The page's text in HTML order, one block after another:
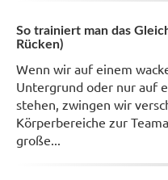
So trainiert man das
Rücken)
Wenn wir auf einem
Untergrund oder nur auf
stehen, zwingen wir
Körperbereiche zur
große...